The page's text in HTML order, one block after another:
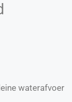
waterafvoer